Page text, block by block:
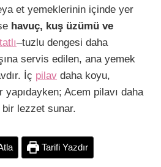
L
i
n
k
e
et yemeklerinin içinde yer
havuç, kuş üzümü ve
tatlı–tuzlu dengesi daha
servis edilen, ana yemek
İç pilav daha koyu,
yapıdayken; Acem pilavı daha
bir lezzet sunar.
Tarifi Yazdır